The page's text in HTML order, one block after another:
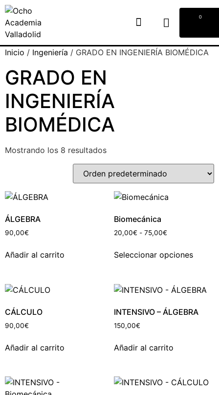
0
Inicio / Ingeniería / GRADO EN INGENIERÍA BIOMÉDICA
GRADO EN
INGENIERÍA
BIOMÉDICA
Mostrando los 8 resultados
ÁLGEBRA
90,00€
Añadir al carrito
Biomecánica
20,00€ - 75,00€
Seleccionar opciones
CÁLCULO
90,00€
Añadir al carrito
INTENSIVO – ÁLGEBRA
150,00€
Añadir al carrito